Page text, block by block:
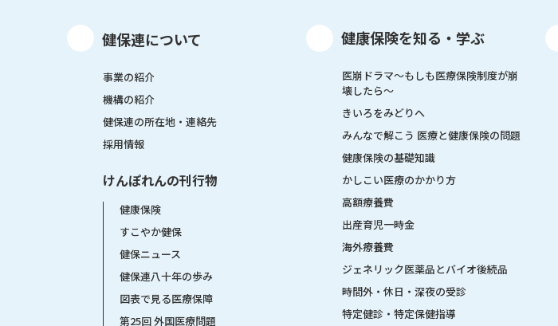
健保連について
事業の紹介
機構の紹介
健保連の所在地・連絡先
採用情報
けんぽれんの刊行物
健康保険
すこやか健保
健保ニュース
健保連八十年の歩み
図表で見る医療保障
第25回 外国医療問題
健康保険を知る・学ぶ
医崩ドラマ〜もしも医療保険制度が崩
壊したら〜
きいろをみどりへ
みんなで解こう 医療と健康保険の問題
健康保険の基礎知識
かしこい医療のかかり方
高額療養費
出産育児一時金
海外療養費
ジェネリック医薬品とバイオ後続品
時間外・休日・深夜の受診
特定健診・特定保健指導